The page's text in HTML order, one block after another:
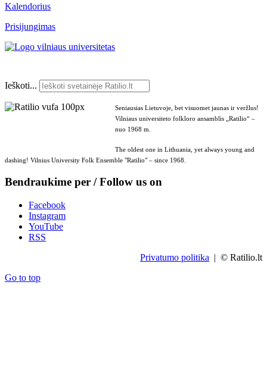
Kalendorius
Prisijungimas
Ieškoti...
Seniausias Lietuvoje, bet visuomet jaunas ir veržlus!
Vilniaus universiteto folkloro ansamblis „Ratilio“ –
nuo 1968 m.
The oldest one in Lithuania, yet always young and
dashing! Vilnius University Folk Ensemble "Ratilio" – since 1968.
Bendraukime per / Follow us on
Facebook
Instagram
YouTube
RSS
Privatumo politika | © Ratilio.lt
Go to top